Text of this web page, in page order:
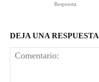
Respuesta
DEJA UNA RESPUESTA